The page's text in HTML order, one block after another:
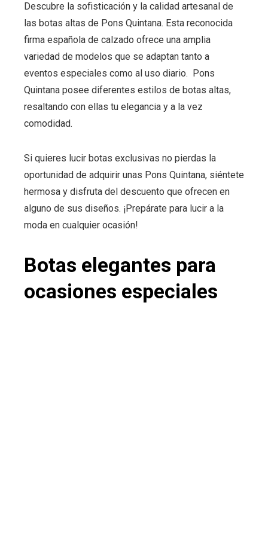
Descubre la sofisticación y la calidad artesanal de
las botas altas de Pons Quintana. Esta reconocida
firma española de calzado ofrece una amplia
variedad de modelos que se adaptan tanto a
eventos especiales como al uso diario. Pons
Quintana posee diferentes estilos de botas altas,
resaltando con ellas tu elegancia y a la vez
comodidad.
Si quieres lucir botas exclusivas no pierdas la
oportunidad de adquirir unas Pons Quintana, siéntete
hermosa y disfruta del descuento que ofrecen en
alguno de sus diseños. ¡Prepárate para lucir a la
moda en cualquier ocasión!
Botas elegantes para
ocasiones especiales